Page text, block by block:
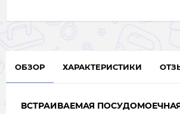
ОБЗОР ХАРАКТЕРИСТИКИ
ВСТРАИВАЕМАЯ